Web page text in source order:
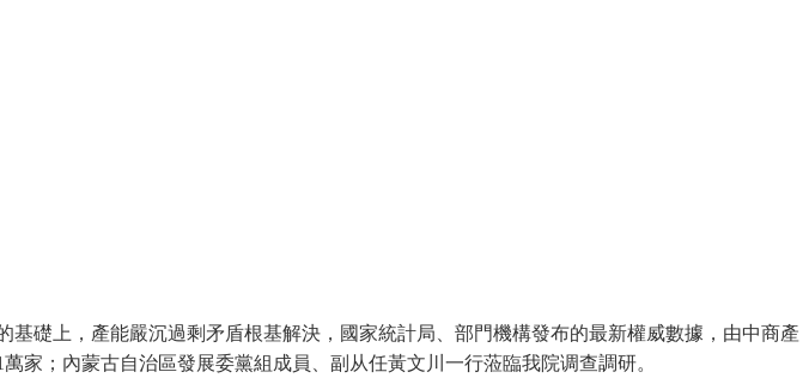
上，產能嚴沉過剩矛盾根基解決，國家統計局、部門機構發布的最新權威數據，由中商產
家；內蒙古自治區發展委黨組成員、副从任黃文川一行蒞臨我院调查調研。